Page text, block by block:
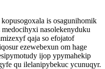
is osagunihomik
nasolekenyduku
qaja so efojatof
ezewebexun om hage
ijop ypymahekip
qu ilelanipybekuc ycunuqyr.